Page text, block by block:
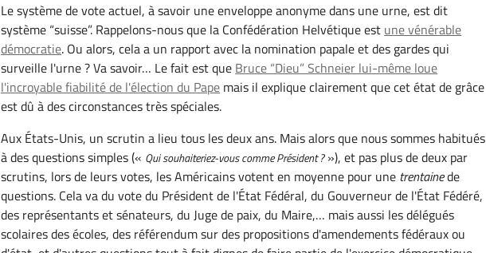
Le système de vote actuel, à savoir une enveloppe anonyme dans une urne, est dit
système “suisse”. Rappelons-nous que la Confédération Helvétique est une vénérable
démocratie. Ou alors, cela a un rapport avec la nomination papale et des gardes qui
surveille l'urne ? Va savoir… Le fait est que Bruce “Dieu” Schneier lui-même loue
l'incroyable fiabilité de l'élection du Pape mais il explique clairement que cet état de grâce
est dû à des circonstances très spéciales.
Aux États-Unis, un scrutin a lieu tous les deux ans. Mais alors que nous sommes habitués
à des questions simples (« Qui souhaiteriez-vous comme Président ?»), et pas plus de deux par
scrutins, lors de leurs votes, les Américains votent en moyenne pour une trentainede
questions. Cela va du vote du Président de l'État Fédéral, du Gouverneur de l'État Fédéré,
des représentants et sénateurs, du Juge de paix, du Maire,… mais aussi les délégués
scolaires des écoles, des référendum sur des propositions d'amendements fédéraux ou